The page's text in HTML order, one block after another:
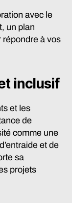
avec le
un plan
répondre à vos
inclusif
et les
de
comme une
et de
sa
projets